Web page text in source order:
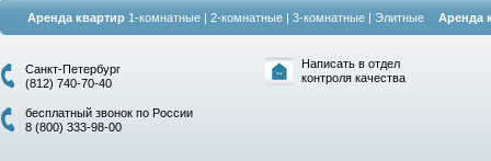
Аренда квартир 1-комнатные | 2-комнатные | 3-комнатные | Элитные Аренда
Санкт-Петербург
(812) 740-70-40
бесплатный звонок по России
8 (800) 333-98-00
Написать в отдел
контроля качества